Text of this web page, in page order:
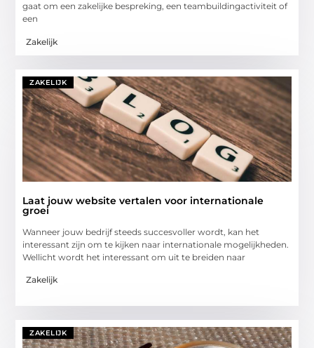
gaat om een zakelijke bespreking, een teambuildingactiviteit of
een
Zakelijk
ZAKELIJK
Laat jouw website vertalen voor internationale
groei
Wanneer jouw bedrijf steeds succesvoller wordt, kan het
interessant zijn om te kijken naar internationale mogelijkheden.
Wellicht wordt het interessant om uit te breiden naar
Zakelijk
ZAKELIJK